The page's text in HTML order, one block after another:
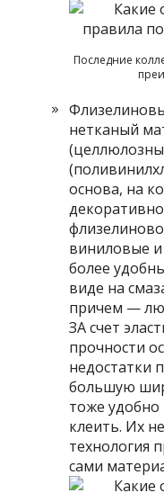
Последние
нетканый
основа, на
виниловые
более
виде на
причем —
ЗА счет
прочности
недостатки
большую
тоже
клеить. Их
технология
сами